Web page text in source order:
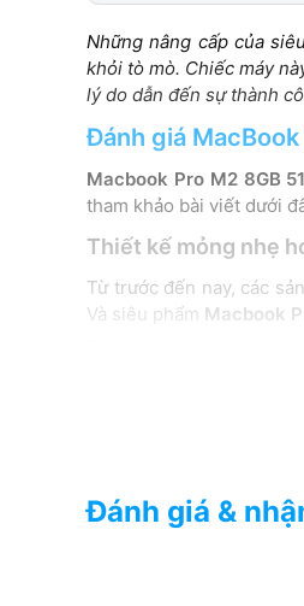
Những nâng cấp của
khỏi tò mò. Chiếc máy
lý do dẫn đến sự thành
Đánh giá
Macbook Pro M2 8GB
tham khảo bài viết dưới
Thiết kế mỏng nhẹ
Từ trước đến nay, các
Và siêu phẩm Macbook
Chiếc Macbook này có
nhàng. Apple cũng đưa
MacBook phiên bản Pro
Đánh giá &